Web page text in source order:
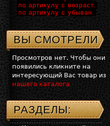
по артикулу с возраст.
по артикулу с убыван.
ВЫ СМОТРЕЛИ
Просмотров нет. Чтобы они
появились кликните на
интересующий Вас товар из
нашего каталога
РАЗДЕЛЫ: